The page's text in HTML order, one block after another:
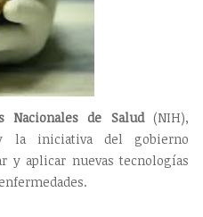
Nacionales de Salud(NIH),
la iniciativa del gobierno
y aplicar nuevas tecnologías